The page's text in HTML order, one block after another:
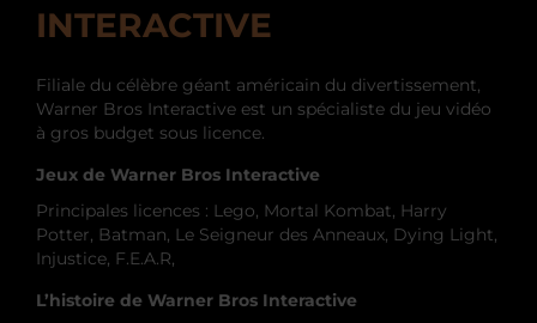
INTERACTIVE
Filiale du célèbre géant américain du divertissement,
Warner Bros Interactive est un spécialiste du jeu vidéo
à gros budget sous licence.
Jeux de Warner Bros Interactive
Principales licences : Lego, Mortal Kombat, Harry
Potter, Batman, Le Seigneur des Anneaux, Dying Light,
Injustice, F.E.A.R,
L’histoire de Warner Bros Interactive